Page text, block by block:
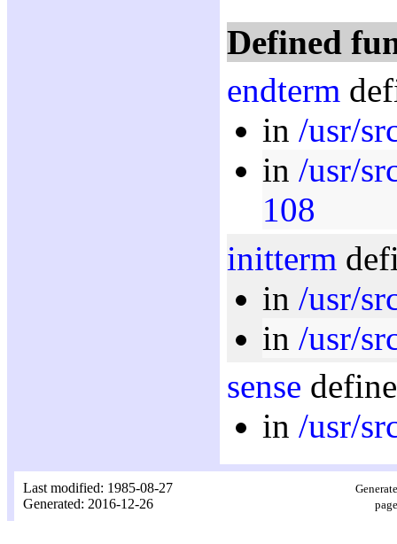
Defined
endterm
in /usr/
in /usr/
108
initterm
in /usr/
in /usr/
sense
in /usr/
Last modified: 1985-08-27
Generated: 2016-12-26